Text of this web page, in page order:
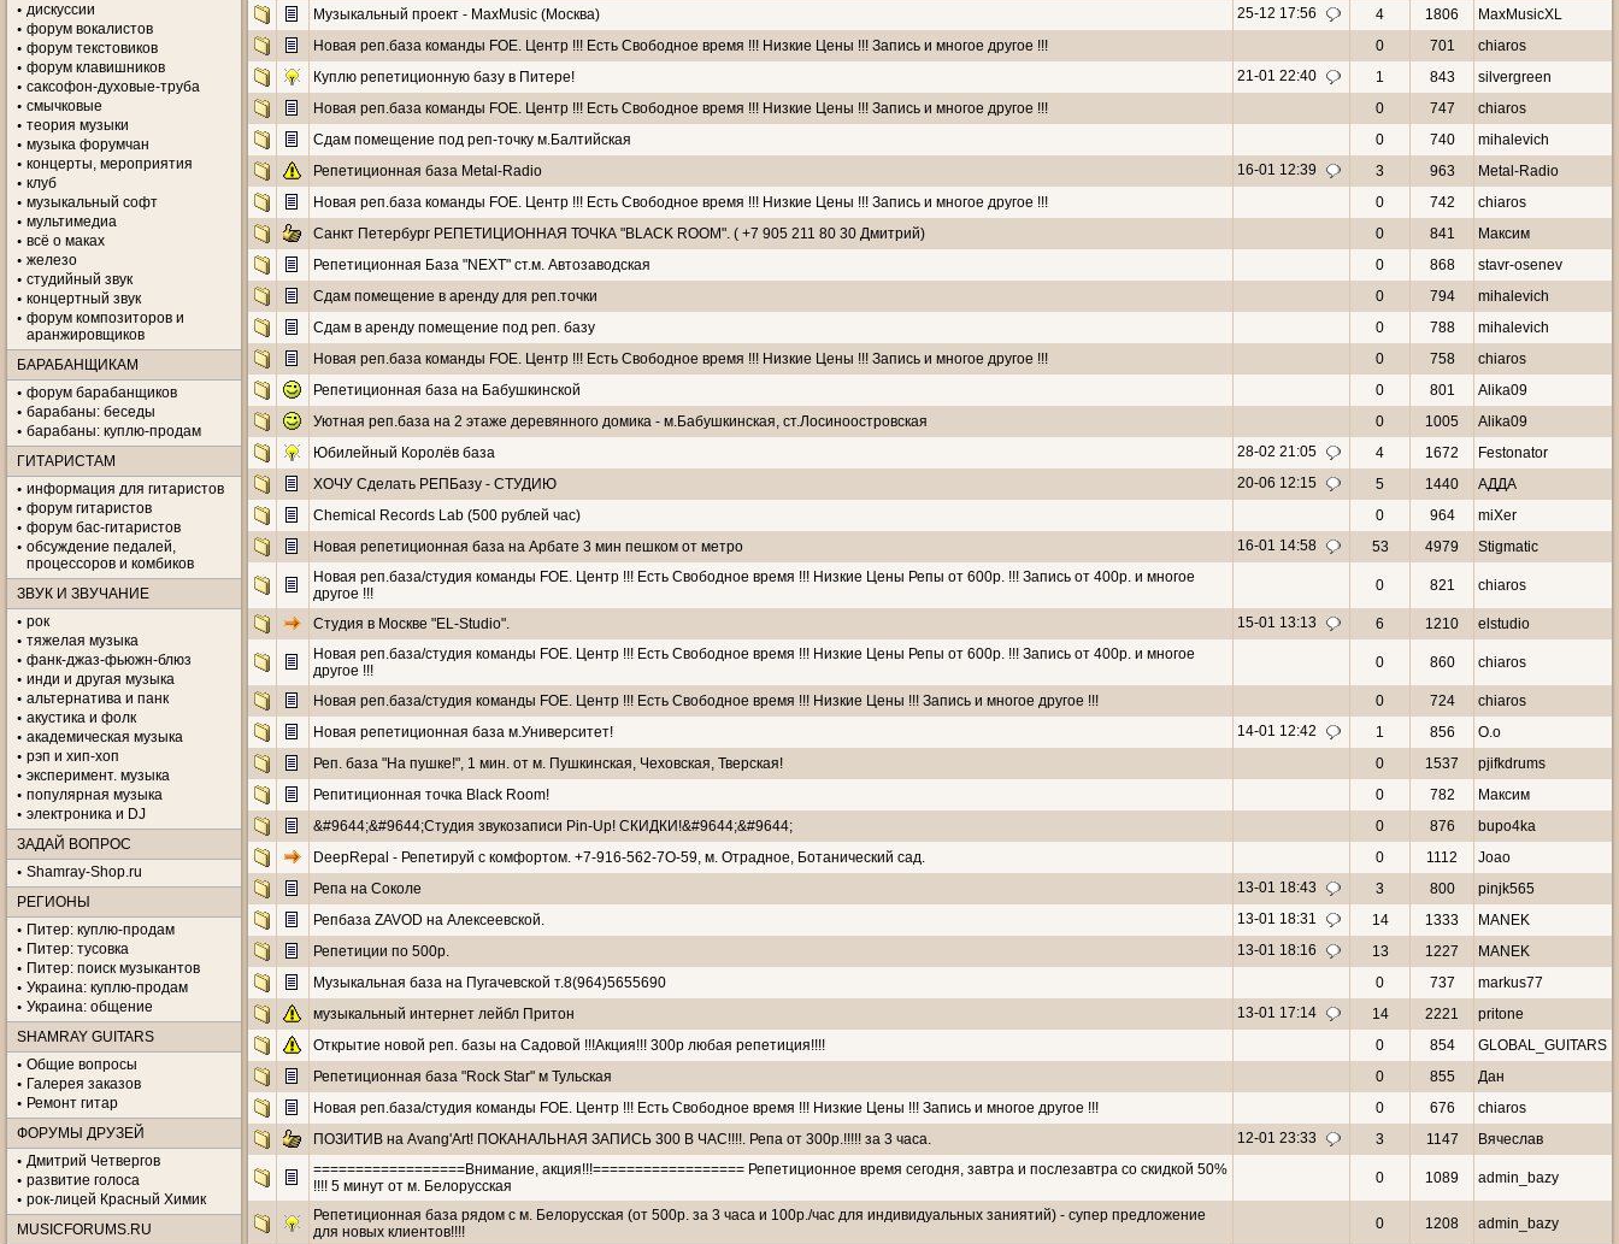
дискуссии
форум вокалистов
форум текстовиков
форум клавишников
саксофон-духовые-труба
смычковые
теория музыки
музыка форумчан
концерты, мероприятия
клуб
музыкальный софт
мультимедиа
всё о маках
железо
студийный звук
концертный звук
форум композиторов и
аранжировщиков
БАРАБАНЩИКАМ
форум барабанщиков
барабаны: беседы
барабаны: куплю-продам
ГИТАРИСТАМ
информация для гитаристов
форум гитаристов
форум бас-гитаристов
обсуждение педалей,
процессоров и комбиков
ЗВУК И ЗВУЧАНИЕ
рок
тяжелая музыка
фанк-джаз-фьюжн-блюз
инди и другая музыка
альтернатива и панк
акустика и фолк
академическая музыка
рэп и хип-хоп
эксперимент. музыка
популярная музыка
электроника и DJ
ЗАДАЙ ВОПРОС
Shamray-Shop.ru
РЕГИОНЫ
Питер: куплю-продам
Питер: тусовка
Питер: поиск музыкантов
Украина: куплю-продам
Украина: общение
SHAMRAY GUITARS
Общие вопросы
Галерея заказов
Ремонт гитар
ФОРУМЫ ДРУЗЕЙ
Дмитрий Четвергов
развитие голоса
рок-лицей Красный Химик
MUSICFORUMS.RU
Музыкальный проект - MaxMusic (Москва)
25-12 17:56 4 1806
MaxMusicXL
Новая реп.база команды FOE. Центр !!! Есть Свободное время !!! Низкие Цены !!! Запись и многое другое !!!
0 701
chiaros
Куплю репетиционную базу в Питере!
21-01 22:40 1 843
silvergreen
Новая реп.база команды FOE. Центр !!! Есть Свободное время !!! Низкие Цены !!! Запись и многое другое !!!
0 747
chiaros
Сдам помещение под реп-точку м.Балтийская
0 740
mihalevich
Репетиционная база Metal-Radio
16-01 12:39 3 963
Metal-Radio
Новая реп.база команды FOE. Центр !!! Есть Свободное время !!! Низкие Цены !!! Запись и многое другое !!!
0 742
chiaros
Санкт Петербург РЕПЕТИЦИОННАЯ ТОЧКА "BLACK ROOM". ( +7 905 211 80 30 Дмитрий)
0 841
Макcим
Репетиционная База "NEXT" ст.м. Автозаводская
0 868
stavr-osenev
Сдам помещение в аренду для реп.точки
0 794
mihalevich
Сдам в аренду помещение под реп. базу
0 788
mihalevich
Новая реп.база команды FOE. Центр !!! Есть Свободное время !!! Низкие Цены !!! Запись и многое другое !!!
0 758
chiaros
Репетиционная база на Бабушкинской
0 801
Alika09
Уютная реп.база на 2 этаже деревянного домика - м.Бабушкинская, ст.Лосиноостровская
0 1005
Alika09
Юбилейный Королёв база
28-02 21:05 4 1672
Festonator
ХОЧУ Сделать РЕПБазу - СТУДИЮ
20-06 12:15 5 1440
АДДА
Chemical Records Lab (500 рублей час)
0 964
miXer
Новая репетиционная база на Арбате 3 мин пешком от метро
16-01 14:58 53 4979
Stigmatic
Новая реп.база/студия команды FOE. Центр !!! Есть Свободное время !!! Низкие Цены Репы от 600р. !!! Запись от 400р. и многое
другое !!!
0 821 chiaros
Студия в Москве "EL-Studio". 15-01 13:13 6 1210
elstudio
Новая реп.база/студия команды FOE. Центр !!! Есть Свободное время !!! Низкие Цены Репы от 600р. !!! Запись от 400р. и многое
другое !!!
0 860 chiaros
Новая реп.база/студия команды FOE. Центр !!! Есть Свободное время !!! Низкие Цены !!! Запись и многое другое !!! 0 724
chiaros
Новая репетиционная база м.Университет!
14-01 12:42 1 856
О.о
Реп. база "На пушке!", 1 мин. от м. Пушкинская, Чеховская, Тверская!
0 1537
pjifkdrums
Репитиционная точка Black Room!
0 782
Макcим
&#9644;&#9644;Студия звукозаписи Pin-Up! СКИДКИ!&#9644;&#9644;
0 876
bupo4ka
DeepRepal - Репетируй с комфортом. +7-916-562-7О-59, м. Отрадное, Ботанический сад.
0 1112
Joao
Репа на Соколе
13-01 18:43 3 800
pinjk565
Репбаза ZAVOD на Алексеевской.
13-01 18:31 14 1333
MANEK
Репетиции по 500р.
13-01 18:16 13 1227
MANEK
Музыкальная база на Пугачевской т.8(964)5655690
0 737
markus77
музыкальный интернет лейбл Притон
13-01 17:14 14 2221
pritone
Открытие новой реп. базы на Садовой !!!Акция!!! 300р любая репетиция!!!!
0 854
GLOBAL_GUITARS
Репетиционная база "Rock Star" м Тульская
0 855
Дан
Новая реп.база/студия команды FOE. Центр !!! Есть Свободное время !!! Низкие Цены !!! Запись и многое другое !!!
0 676
chiaros
ПОЗИТИВ на Avang'Art! ПОКАНАЛЬНАЯ ЗАПИСЬ 300 В ЧАС!!!!. Репа от 300р.!!!!! за 3 часа.
12-01 23:33 3 1147
Вячеслав
==================Внимание, акция!!!================== Репетиционное время сегодня, завтра и послезавтра со скидкой 50%
!!!! 5 минут от м. Белорусская
0 1089 admin_bazy
Репетиционная база рядом с м. Белорусская (от 500р. за 3 часа и 100р./час для индивидуальных заниятий) - супер предложение
для новых клиентов!!!!
0 1208 admin_bazy